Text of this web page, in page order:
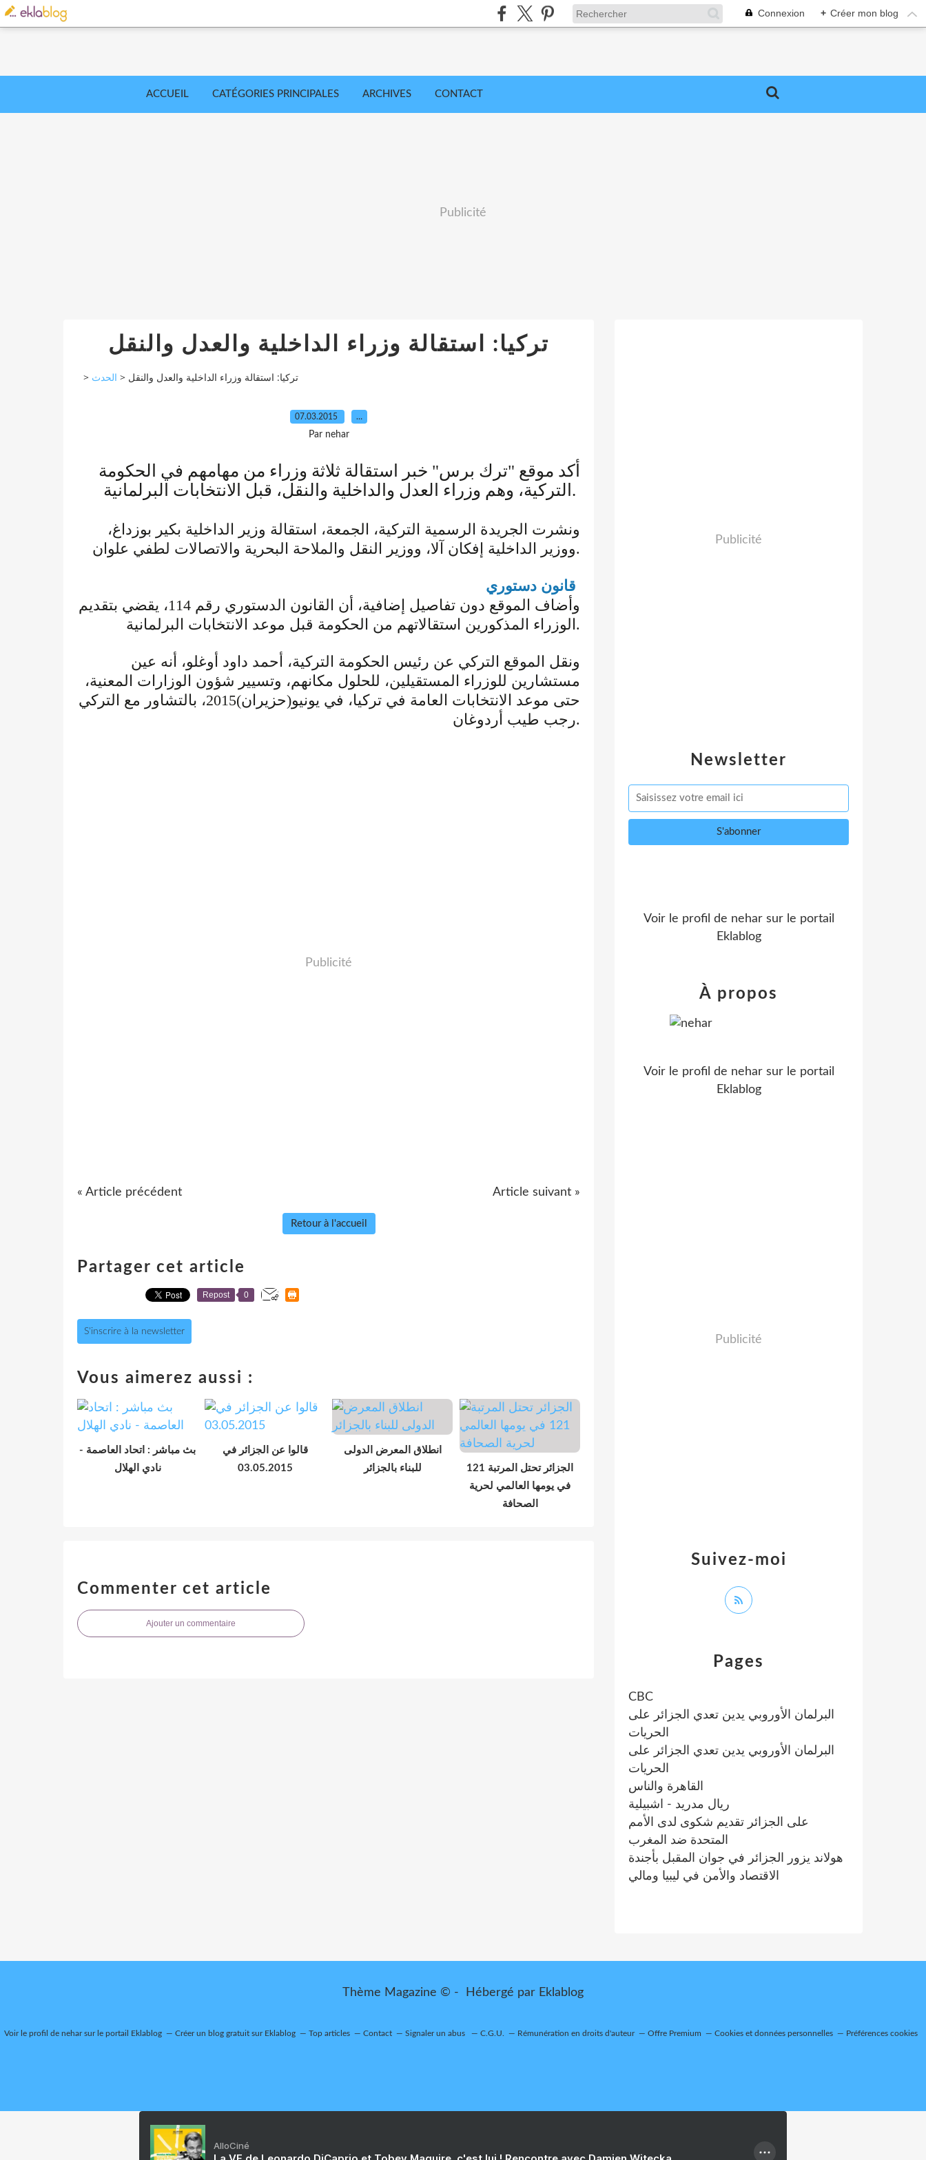
Connexion + Créer mon blog
ACCUEIL CATÉGORIES PRINCIPALES ARCHIVES CONTACT
Publicité
تركيا: استقالة وزراء الداخلية والعدل والنقل
> الحدث > تركيا: استقالة وزراء الداخلية والعدل والنقل
07.03.2015 …
Par nehar
أكد موقع "ترك برس" خبر استقالة ثلاثة وزراء من مهامهم في الحكومة
التركية، وهم وزراء العدل والداخلية والنقل، قبل الانتخابات البرلمانية.
ونشرت الجريدة الرسمية التركية، الجمعة، استقالة وزير الداخلية بكير بوزداغ،
ووزير الداخلية إفكان آلا، ووزير النقل والملاحة البحرية والاتصالات لطفي علوان.
قانون دستوري
وأضاف الموقع دون تفاصيل إضافية، أن القانون الدستوري رقم 114، يقضي بتقديم
الوزراء المذكورين استقالاتهم من الحكومة قبل موعد الانتخابات البرلمانية.
ونقل الموقع التركي عن رئيس الحكومة التركية، أحمد داود أوغلو، أنه عين
مستشارين للوزراء المستقيلين، للحلول مكانهم، وتسيير شؤون الوزارات المعنية،
حتى موعد الانتخابات العامة في تركيا، في يونيو(حزيران)2015، بالتشاور مع التركي
رجب طيب أردوغان.
Publicité
« Article précédent Article suivant »
Retour à l'accueil
Partager cet article
Repost 0
S'inscrire à la newsletter
Vous aimerez aussi :
بث مباشر : اتحاد العاصمة -
نادي الهلال
قالوا عن الجزائر في
03.05.2015
انطلاق المعرض الدولى
للبناء بالجزائر
الجزائر تحتل المرتبة 121
في يومها العالمي لحرية
الصحافة
Commenter cet article
Ajouter un commentaire
Newsletter
Publicité
Pages
CBC
البرلمان الأوروبي يدين تعدي الجزائر على
الحريات
البرلمان الأوروبي يدين تعدي الجزائر على
الحريات
القاهرة والناس
ريال مدريد - اشبيلية
على الجزائر تقديم شكوى لدى الأمم
المتحدة ضد المغرب
هولاند يزور الجزائر في جوان المقبل بأجندة
الاقتصاد والأمن في ليبيا ومالي
Voir le profil de neharsur le portail
Eklablog
Suivez-moi
À propos
Voir le profil de neharsur le portail
Eklablog
Publicité
Thème Magazine © - Hébergé par Eklablog
Voir le profil de neharsur le portail Eklablog Créer un blog gratuit sur Eklablog Top articles Contact Signaler un abus C.G.U. Rémunération en droits d'auteur Offre Premium Cookies et données personnelles Préférences cookies
AlloCiné